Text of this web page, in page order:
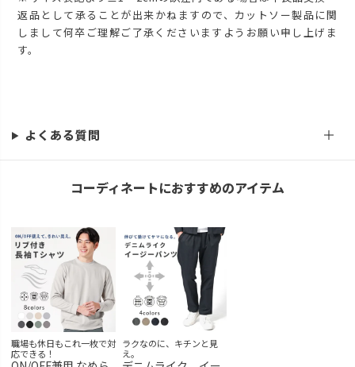
返品として承ることが出来かねますので、カットソー製品に関
しまして何卒ご理解ご了承くださいますようお願い申し上げま
す。
よくある質問
コーディネートにおすすめのアイテム
職場も休日もこれ一枚で対
応できる！
ラクなのに、キチンと見
え。